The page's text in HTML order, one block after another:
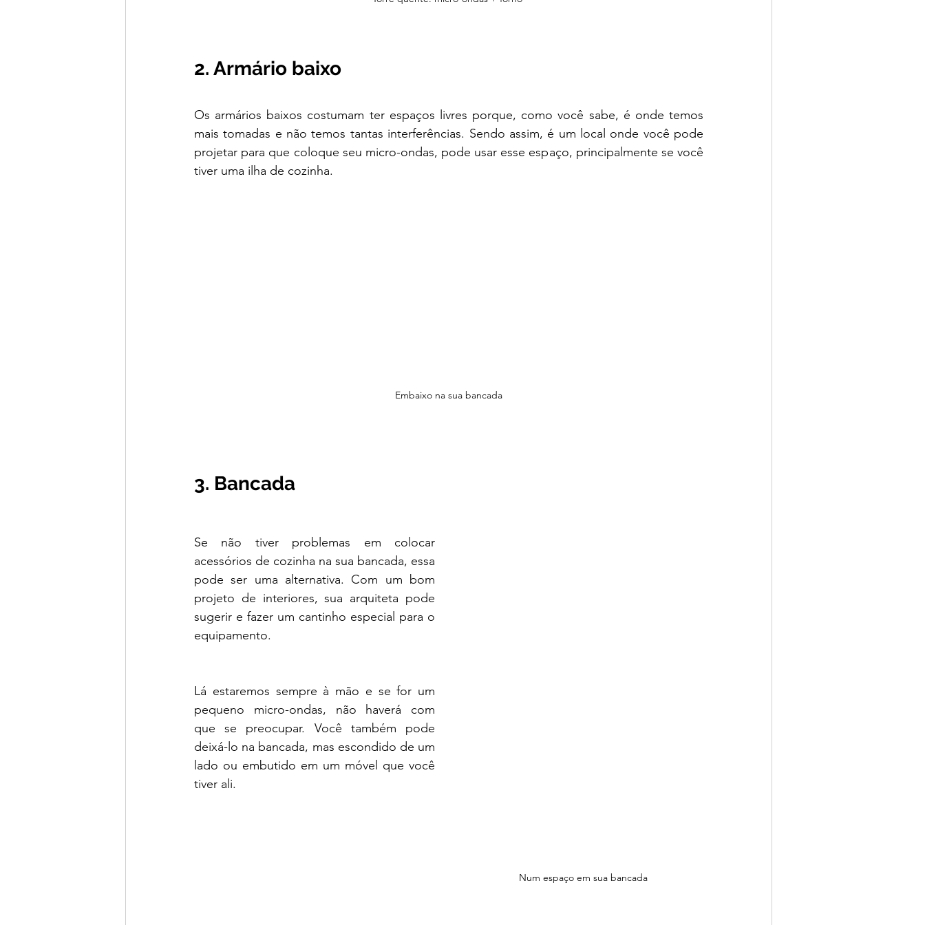
2. Armário baixo
Os armários baixos costumam ter espaços livres porque, como você sabe, é onde temos
mais tomadas e não temos tantas interferências. Sendo assim, é um local onde você pode
projetar para que coloque seu micro-ondas, pode usar esse espaço, principalmente se você
tiver uma ilha de cozinha.
Embaixo na sua bancada
3. Bancada
Num espaço em sua bancada
Se não tiver problemas em colocar
acessórios de cozinha na sua bancada, essa
pode ser uma alternativa. Com um bom
projeto de interiores, sua arquiteta pode
sugerir e fazer um cantinho especial para o
equipamento.
Lá estaremos sempre à mão e se for um
pequeno micro-ondas, não haverá com
que se preocupar. Você também pode
deixá-lo na bancada, mas escondido de um
lado ou embutido em um móvel que você
tiver ali.